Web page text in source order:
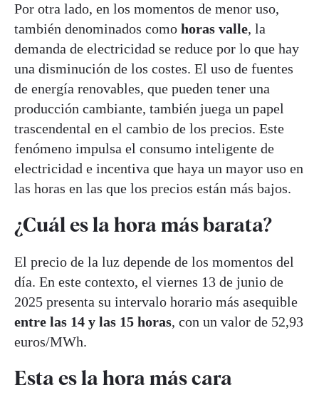
Por otra lado, en los momentos de menor uso,
también denominados como horas valle, la
demanda de electricidad se reduce por lo que hay
una disminución de los costes. El uso de fuentes
de energía renovables, que pueden tener una
producción cambiante, también juega un papel
trascendental en el cambio de los precios. Este
fenómeno impulsa el consumo inteligente de
electricidad e incentiva que haya un mayor uso en
las horas en las que los precios están más bajos.
¿Cuál es la hora más barata?
El precio de la luz depende de los momentos del
día. En este contexto, el viernes 13 de junio de
2025 presenta su intervalo horario más asequible
entre las 14 y las 15 horas, con un valor de 52,93
euros/MWh.
Esta es la hora más cara